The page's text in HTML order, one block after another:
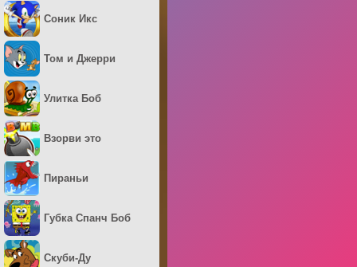
Соник Икс
Том и Джерри
Улитка Боб
Взорви это
Пираньи
Губка Спанч Боб
Скуби-Ду